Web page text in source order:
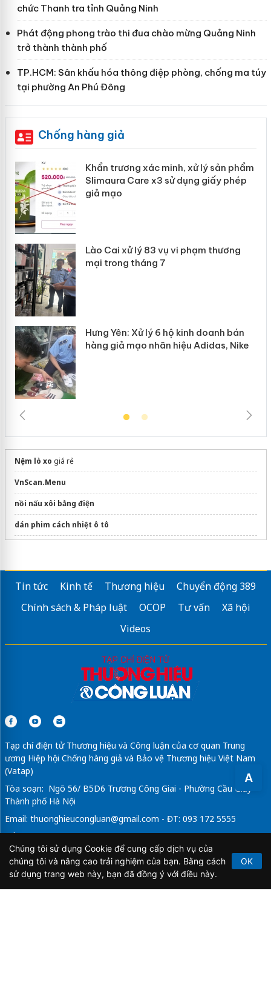
A
chức Thanh tra tỉnh Quảng Ninh
Phát động phong trào thi đua chào mừng Quảng Ninh
trở thành thành phố
TP.HCM: Sân khấu hóa thông điệp phòng, chống ma túy
tại phường An Phú Đông
Chống hàng giả
Khẩn trương xác minh, xử lý sản phẩm
Slimaura Care x3 sử dụng giấy phép
giả mạo
Lào Cai xử lý 83 vụ vi phạm thương
mại trong tháng 7
Hưng Yên: Xử lý 6 hộ kinh doanh bán
hàng giả mạo nhãn hiệu Adidas, Nike
Nệm lò xo giá rẻ
VnScan.Menu
nồi nấu xôi bằng điện
dán phim cách nhiệt ô tô
Cửa hàng nước hoa The Perfumes
Sửa máy rửa bát bosch
Tin tức Kinh tế Thương hiệu
Chuyển động 389
Chính sách & Pháp luật
OCOP Tư vấn
Xã hội
Videos
Tạp chí điện tử Thương hiệu và Công luận của cơ quan Trung
ương Hiệp hội Chống hàng giả và Bảo vệ Thương hiệu Việt Nam
(Vatap)
Tòa soạn: Ngõ 56/ B5D6 Trương Công Giai - Phường Cầu Giấy -
Thành phố Hà Nội
Email: thuonghieucongluan@gmail.com - ĐT: 093 172 5555
Tổng Biên Tập: Vũ Đức Thuận
Giấy phép hoạt động báo chí điện tử số 64/GP-BTTTT do Bộ
Thông tin và Truyền thông cấp ngày 21/2/2020.
Chúng tôi sử dụng Cookie để cung cấp dịch vụ của
chúng tôi và nâng cao trải nghiệm của bạn. Bằng cách
sử dụng trang web này, bạn đã đồng ý với điều này.
OK